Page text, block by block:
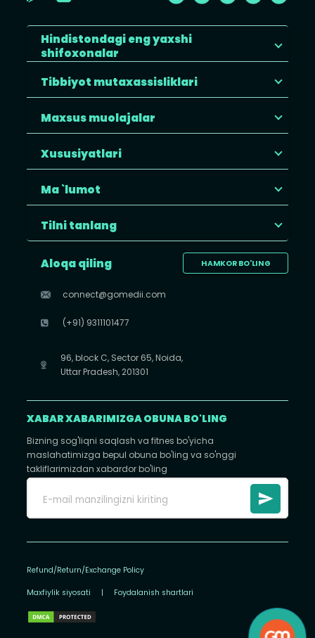
Hindistondagi eng yaxshi
shifoxonalar
Tibbiyot mutaxassisliklari
Maxsus muolajalar
Xususiyatlari
Ma `lumot
Tilni tanlang
HAMKOR BO'LING
Aloqa qiling
connect@gomedii.com
(+91) 9311101477
96, block C, Sector 65, Noida,
Uttar Pradesh, 201301
XABAR XABARIMIZGA OBUNA BO'LING
Bizning sog'liqni saqlash va fitnes bo'yicha
maslahatimizga bepul obuna bo'ling va so'nggi
takliflarimizdan xabardor bo'ling
Refund/Return/Exchange Policy
Maxfiylik siyosati | Foydalanish shartlari